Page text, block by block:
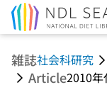
雑誌社会科研究
Article2010年